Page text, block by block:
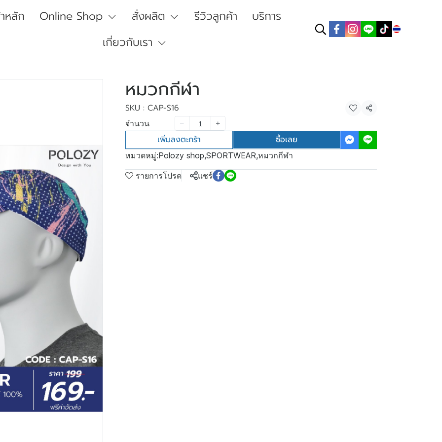
หลัก Online Shop สั่งผลิต รีวิวลูกค้า
บริการ
เกี่ยวกับเรา
หมวกกีฬา
SKU : CAP-S16 แชร์
จำนวน
เพิ่มลงตะกร้า ซื้อเลย
หมวดหมู่:Polozy shop,SPORTWEAR,หมวกกีฬา
รายการโปรด แชร์